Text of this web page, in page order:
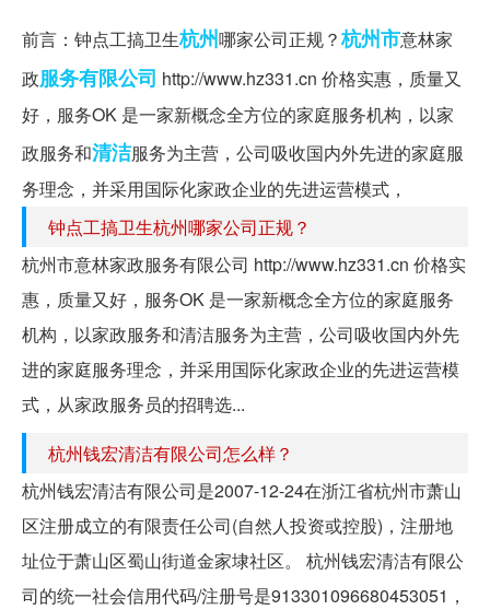
前言：钟点工搞卫生杭州哪家公司正规？杭州市意林家
政服务有限公司 http://www.hz331.cn 价格实惠，质量又
好，服务OK 是一家新概念全方位的家庭服务机构，以家
政服务和清洁服务为主营，公司吸收国内外先进的家庭服
务理念，并采用国际化家政企业的先进运营模式，
钟点工搞卫生杭州哪家公司正规？
杭州市意林家政服务有限公司 http://www.hz331.cn 价格实
惠，质量又好，服务OK 是一家新概念全方位的家庭服务
机构，以家政服务和清洁服务为主营，公司吸收国内外先
进的家庭服务理念，并采用国际化家政企业的先进运营模
式，从家政服务员的招聘选...
杭州钱宏清洁有限公司怎么样？
杭州钱宏清洁有限公司是2007-12-24在浙江省杭州市萧山
区注册成立的有限责任公司(自然人投资或控股)，注册地
址位于萧山区蜀山街道金家埭社区。 杭州钱宏清洁有限公
司的统一社会信用代码/注册号是913301096680453051，